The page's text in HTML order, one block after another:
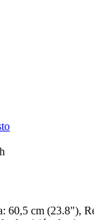
cm (23.8"),